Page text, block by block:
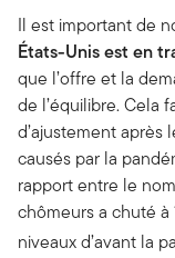
Il est important de
États-Unis est en
que l’offre et la
de l’équilibre. Cela
d’ajustement après
causés par la
rapport entre le
chômeurs a chuté à
niveaux d’avant la